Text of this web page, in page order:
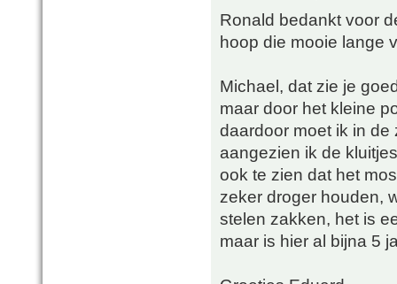
Ronald bedankt voor
hoop die mooie lange
Michael, dat zie je
maar door het kleine
daardoor moet ik in
aangezien ik de
ook te zien dat het
zeker droger houden,
stelen zakken, het is
maar is hier al bijna 5